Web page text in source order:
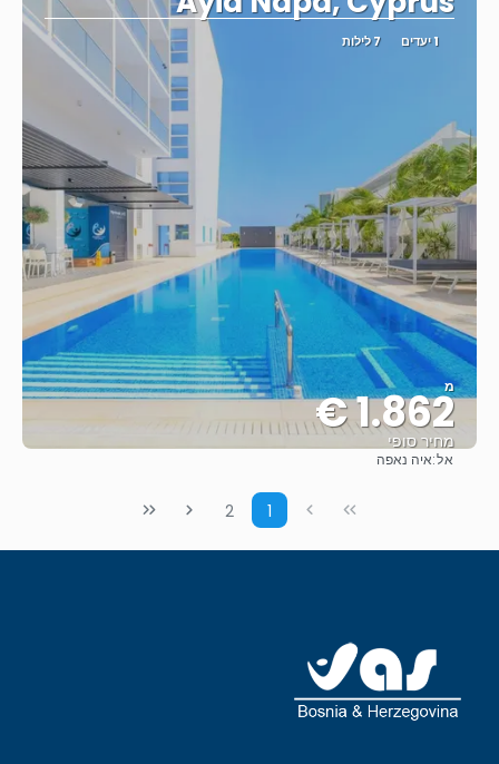
1 יעדים 7 לילות
מ
1.862 €
מחיר סופי
אל:איה נאפה
1
2